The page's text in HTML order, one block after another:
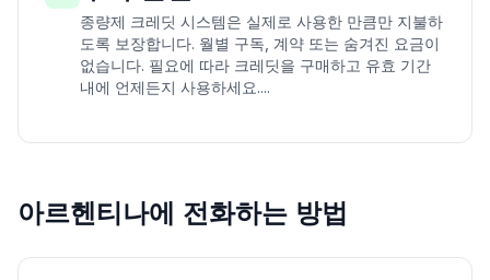
종량제 크레딧 시스템은 실제로 사용한 만큼만 지불하
도록 보장합니다. 월별 구독, 계약 또는 숨겨진 요금이
없습니다. 필요에 따라 크레딧을 구매하고 유효 기간
내에 언제든지 사용하세요....
아르헨티나에 전화하는 방법